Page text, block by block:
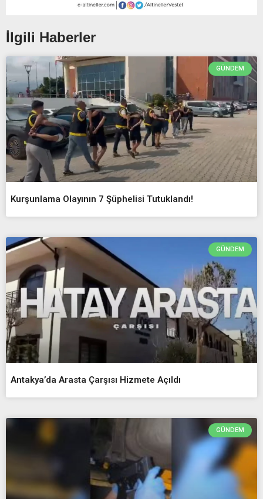
İlgili Haberler
GÜNDEM
Kurşunlama Olayının 7 Şüphelisi Tutuklandı!
GÜNDEM
Antakya’da Arasta Çarşısı Hizmete Açıldı
GÜNDEM